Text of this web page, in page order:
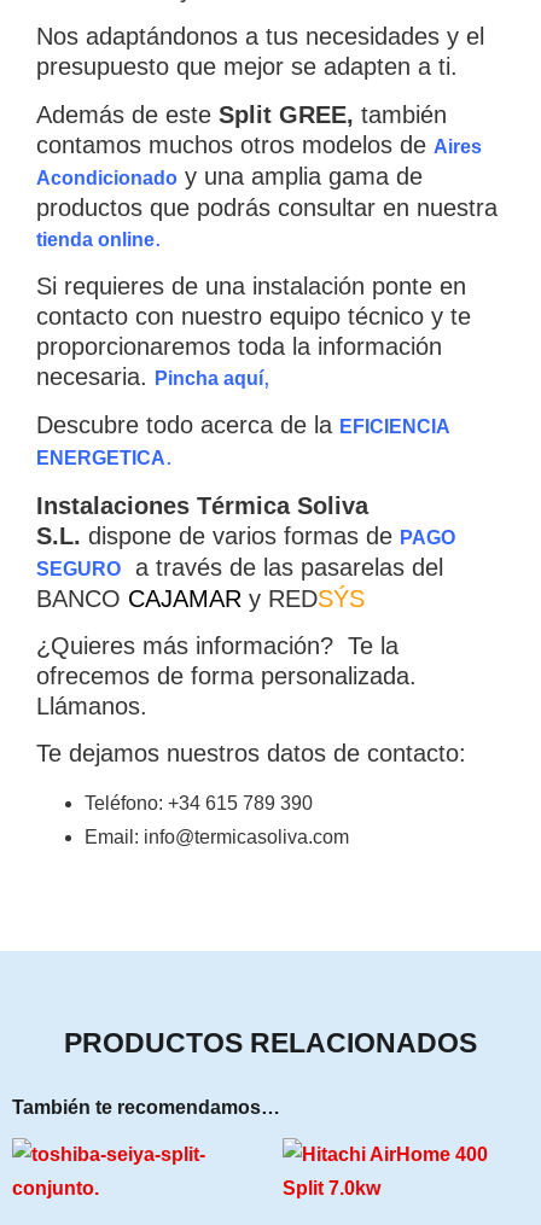
Nos adaptándonos a tus necesidades y el
presupuesto que mejor se adapten a ti.
Además de este Split GREE, también
contamos muchos otros modelos de Aires
Acondicionado y una amplia gama de
productos que podrás consultar en nuestra
tienda online.
Si requieres de una instalación ponte en
contacto con nuestro equipo técnico y te
proporcionaremos toda la información
necesaria.
Pincha aquí,
Descubre todo acerca de la EFICIENCIA
ENERGETICA.
Instalaciones Térmica Soliva
S.L. dispone de varios formas de PAGO
SEGURO
a través de las pasarelas del
BANCO CAJAMAR y REDSÝS
¿Quieres más información? Te la
ofrecemos de forma personalizada.
Llámanos.
Te dejamos nuestros datos de contacto:
Teléfono: +34 615 789 390
Email: info@termicasoliva.com
PRODUCTOS RELACIONADOS
También te recomendamos…